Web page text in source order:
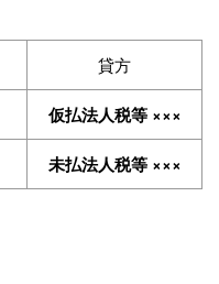
貸方
仮払法人税等 ×××
未払法人税等 ×××